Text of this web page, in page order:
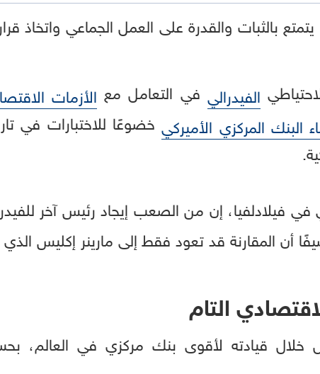
بالثبات والقدرة على العمل الجماعي واتخاذ
الفيدرالي في التعامل مع الأزمات
البنك المركزي الأميركي خضوعًا للاختبارات في
في فيلادلفيا، إن من الصعب إيجاد رئيس آخر
أن المقارنة قد تعود فقط إلى مارينر إكليس
التام
خلال قيادته لأقوى بنك مركزي في العالم،